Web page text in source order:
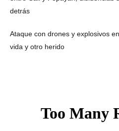
detrás
Ataque con drones y explosivos
vida y otro herido